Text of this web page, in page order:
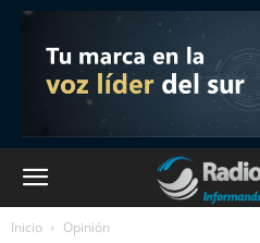
Inicio Opinión